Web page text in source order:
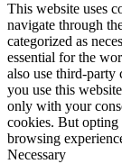
This website uses
navigate through
categorized as
essential for the
also use third-party
you use this
only with your
cookies. But opting
browsing
Necessary